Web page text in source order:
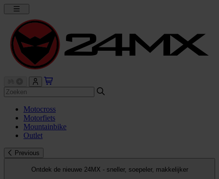
Motocross
Motorfiets
Mountainbike
Outlet
Previous
Ontdek de nieuwe 24MX - sneller, soepeler, makkelijker